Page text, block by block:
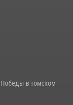
Победы в томском